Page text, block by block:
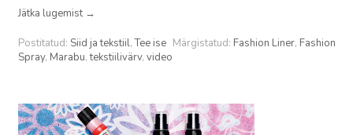
Jätka lugemist →
Postitatud: Siid ja tekstiil,Tee ise Märgistatud: Fashion Liner, Fashion
Spray, Marabu,tekstiilivärv, video